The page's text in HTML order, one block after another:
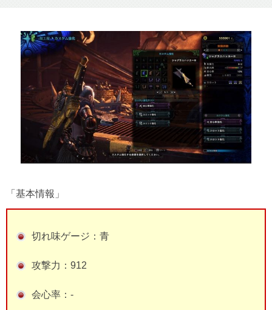
「基本情報」
切れ味ゲージ：青
攻撃力：912
会心率：-